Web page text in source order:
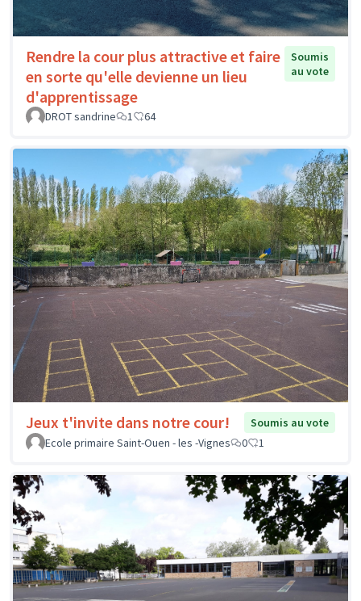
Rendre la cour plus attractive et faire
en sorte qu'elle devienne un lieu
d'apprentissage
Soumis
au vote
DROT sandrine 1 64
Jeux t'invite dans notre cour!
Soumis au vote
Ecole primaire Saint-Ouen - les -Vignes
0 1